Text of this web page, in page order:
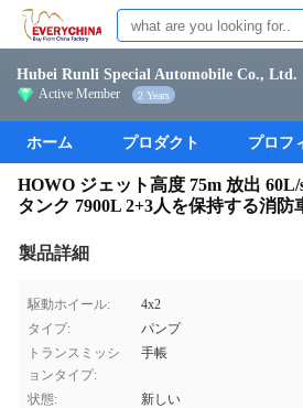
Hubei Runli Special Automobile Co., Ltd.
Active Member 2 Years
ホーム プロダクト プロフ
HOWO ジェット高度 75m 放出
タンク 7900L 2+3人を保持する消防
製品詳細
駆動ホイール:
4x2
タイプ:
パンプ
トランスミッシ
ョンタイプ:
手帳
状態:
新しい